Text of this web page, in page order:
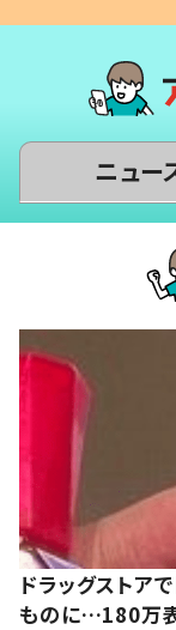
ニュー
ドラッグストア
ものに…180万表